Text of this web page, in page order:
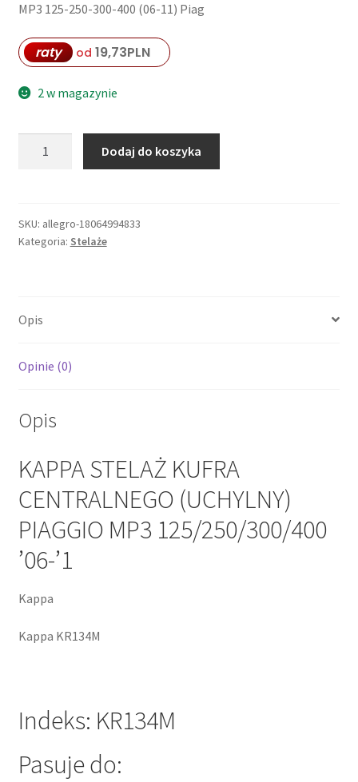
MP3 125-250-300-400 (06-11) Piag
raty od 19,73PLN
2 w magazynie
CENTRALNEGO
(UCHYLNY)
'06-
Dodaj do koszyka
SKU: allegro-18064994833
Kategoria: Stelaże
Opis
Opinie (0)
Opis
KAPPA STELAŻ KUFRA
CENTRALNEGO (UCHYLNY)
PIAGGIO MP3 125/250/300/400
’06-’1
Kappa
Kappa KR134M
Indeks: KR134M
Pasuje do: